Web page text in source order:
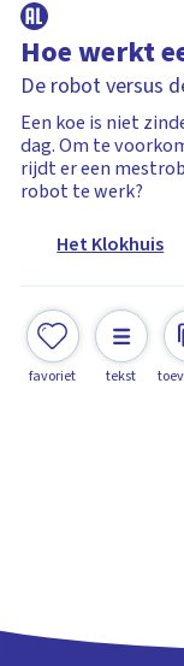
Hoe werkt
De robot versus
Een koe is niet
dag. Om te
rijdt er een
robot te werk?
Het Klokhuis
favoriet tekst